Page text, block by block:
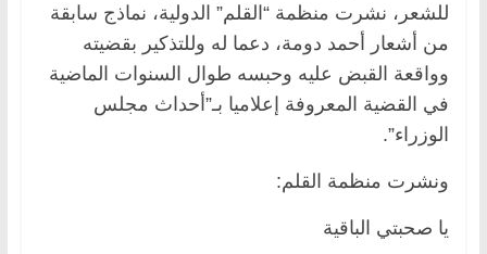
للشعر، نشرت منظمة “القلم” الدولية، نماذج سابقة
من أشعار أحمد دومة، دعما له وللتذكير بقضيته
وواقعة القبض عليه وحبسه طوال السنوات الماضية
في القضية المعروفة إعلاميا بـ”أحداث مجلس
الوزراء”.
ونشرت منظمة القلم:
يا صحبتي الباقية